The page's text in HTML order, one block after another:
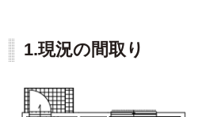
1.現況の間取り